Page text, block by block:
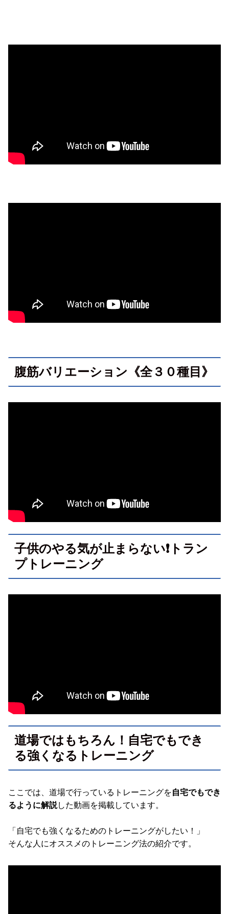
腹筋バリエーション《全３０種目》
子供のやる気が止まらない❗トラン
プトレーニング
道場ではもちろん！自宅でもでき
る強くなるトレーニング
ここでは、道場で行っているトレーニングを自宅でもでき
るように解説した動画を掲載しています。
「自宅でも強くなるためのトレーニングがしたい！」
そんな人にオススメのトレーニング法の紹介です。